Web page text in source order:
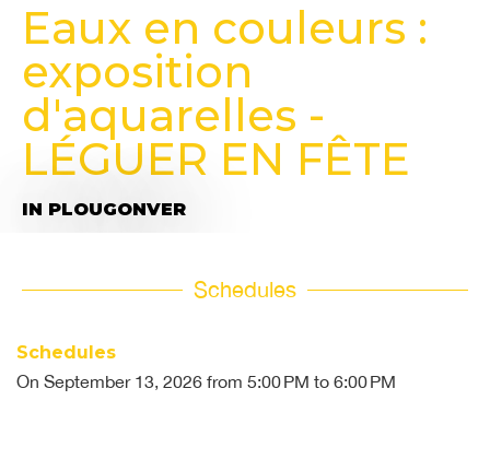
Eaux en couleurs :
exposition
d'aquarelles -
LÉGUER EN FÊTE
IN PLOUGONVER
Schedules
Schedules
On September 13, 2026 from 5:00 PM to 6:00 PM